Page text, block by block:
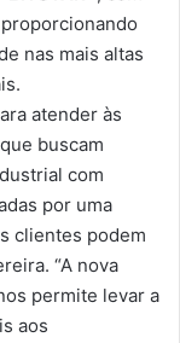
nas mais altas
atender às
buscam
com
por uma
clientes podem
“A nova
permite levar a
aos